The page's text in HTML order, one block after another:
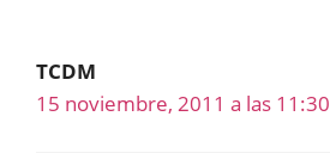
TCDM
15 noviembre, 2011 a las 11:30